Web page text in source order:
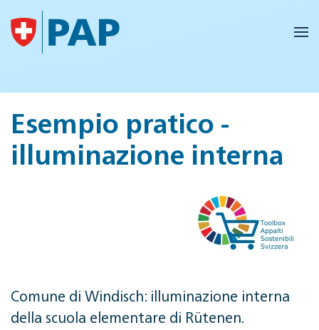
Skip to main content
Esempio pratico -
illuminazione interna
Comune di Windisch: illuminazione interna
della scuola elementare di Rütenen.